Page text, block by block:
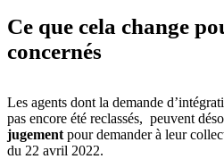
Ce que cela change
concernés
Les agents dont la demande
pas encore été reclassés, peuvent
jugement pour demander à leur
du 22 avril 2022.